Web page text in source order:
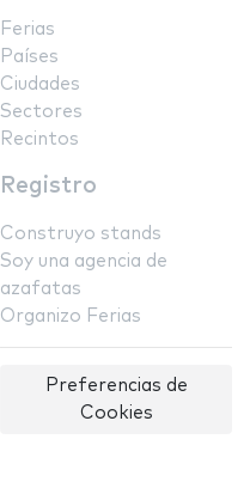
Ferias
Países
Ciudades
Sectores
Recintos
Registro
Construyo stands
Soy una agencia de
azafatas
Organizo Ferias
Preferencias de
Cookies